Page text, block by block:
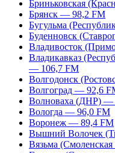
Бриньковская
Брянск — 98,2 FM
Бугульма
Буденновск
Владивосток
Владикавказ
— 106,7 FM
Волгодонск
Волгоград — 92,6
Волноваха (ДНР) —
Вологда — 96,0 FM
Воронеж — 89,4 FM
Вышний Волочек
Вязьма